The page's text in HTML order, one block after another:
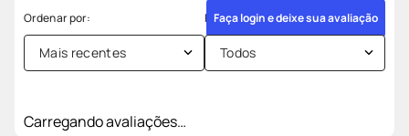
Faça login e deixe sua avaliação
Mais recentes Todos
Carregando avaliações…